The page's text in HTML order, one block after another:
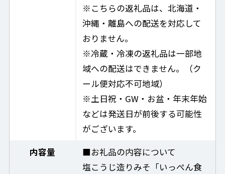
※こちらの返礼品は、北海道・
沖縄・離島への配送を対応して
おりません。
※冷蔵・冷凍の返礼品は一部地
域への配送はできません。（ク
ール便対応不可地域）
※土日祝・GW・お盆・年末年始
などは発送日が前後する可能性
がございます。
内容量
■お礼品の内容について
塩こうじ造りみそ「いっぺん食